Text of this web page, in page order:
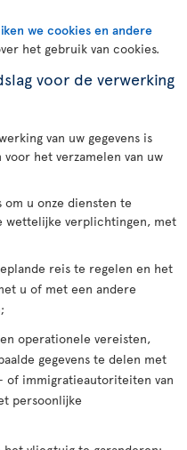
we cookies en andere
het gebruik van cookies.
voor de verwerking
van uw gegevens is
het verzamelen van uw
om u onze diensten te
wettelijke verplichtingen, met
reis te regelen en het
u of met een andere
operationele vereisten,
gegevens te delen met
of immigratieautoriteiten van
persoonlijke